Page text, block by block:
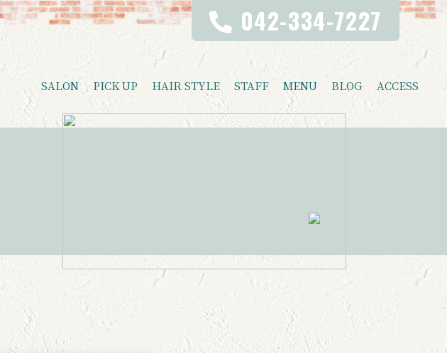
042-334-7227
SALON PICK UP HAIR STYLE STAFF MENU BLOG ACCESS